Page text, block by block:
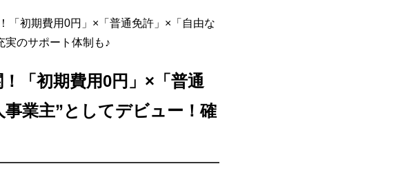
「初期費用0円」×「普通免許」×「自由な
実のサポート体制も♪
「初期費用0円」×「普通
業主”としてデビュー！確